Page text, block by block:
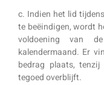
c. Indien het lid
te beëindigen, wordt
voldoening van
kalendermaand. Er
bedrag plaats, tenzij
tegoed overblijft.